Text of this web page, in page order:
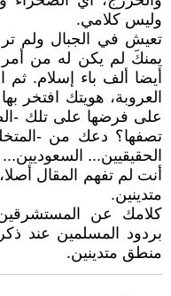
وليس كلامي.
تعيش في الجبال ولم
يمنكَ لم يكن له من أمر
أيضا ألف باء إسلام.
العروبة، هويتك افتخر
على فرضها على تلك -
تصفها؟ دعك من -
الحقيقيين... السعوديين...
أنت لم تفهم المقال
متدينين.
كلامك عن
بردود المسلمين عند
منطق متدينين.